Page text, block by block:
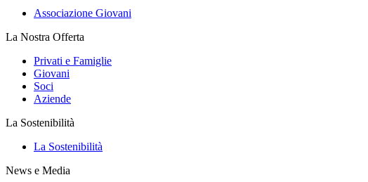
Associazione Giovani
La Nostra Offerta
Privati e Famiglie
Giovani
Soci
Aziende
La Sostenibilità
La Sostenibilità
News e Media